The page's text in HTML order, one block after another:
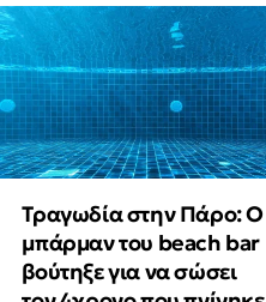
Τραγωδία στην Πάρο: Ο
μπάρμαν του beach bar
βούτηξε για να σώσει